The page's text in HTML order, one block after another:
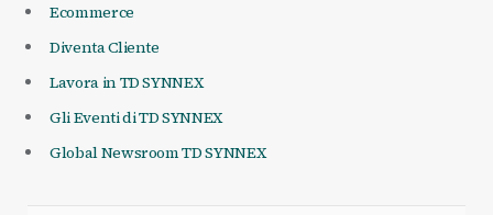
Ecommerce
Diventa Cliente
Lavora in TD SYNNEX
Gli Eventi di TD SYNNEX
Global Newsroom TD SYNNEX